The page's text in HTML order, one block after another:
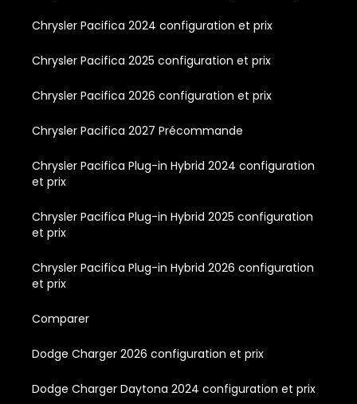
Chrysler Pacifica 2024 configuration et prix
Chrysler Pacifica 2025 configuration et prix
Chrysler Pacifica 2026 configuration et prix
Chrysler Pacifica 2027 Précommande
Chrysler Pacifica Plug-in Hybrid 2024 configuration
et prix
Chrysler Pacifica Plug-in Hybrid 2025 configuration
et prix
Chrysler Pacifica Plug-in Hybrid 2026 configuration
et prix
Comparer
Dodge Charger 2026 configuration et prix
Dodge Charger Daytona 2024 configuration et prix